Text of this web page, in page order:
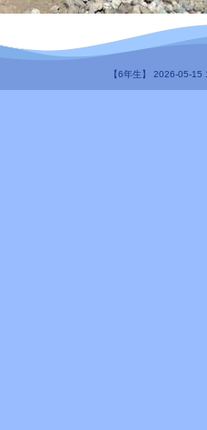
【6年生】 2026-05-15